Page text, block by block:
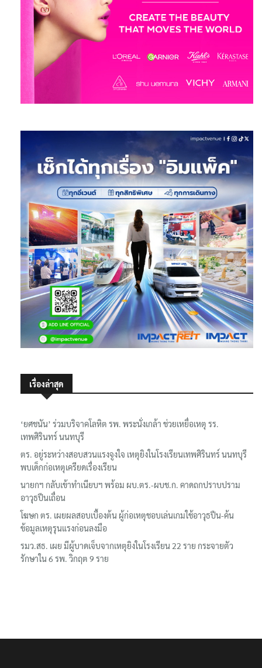
เรื่องล่าสุด
‘ยศชนัน’ ร่วมบริจาคโลหิต รพ. พระนั่งเกล้า ช่วยเหยื่อเหตุ รร.
เทพศิรินทร์ นนทบุรี
ตร. อยู่ระหว่างสอบสวนแรงจูงใจ เหตุยิงในโรงเรียนเทพศิรินทร์ นนทบุรี
พบเด็กก่อเหตุเครียดเรื่องเรียน
นายกฯ กลับเข้าทำเนียบฯ พร้อม ผบ.ตร.-ผบช.ก. คาดถกปราบปราม
อาวุธปืนเถื่อน
โฆษก ตร. เผยผลสอบเบื้องต้น ผู้ก่อเหตุชอบเล่นเกมใช้อาวุธปืน-ค้น
ข้อมูลเหตุรุนแรงก่อนลงมือ
รมว.สธ. เผย มีผู้บาดเจ็บจากเหตุยิงในโรงเรียน 22 ราย กระจายตัว
รักษาใน 6 รพ. วิกฤต 9 ราย